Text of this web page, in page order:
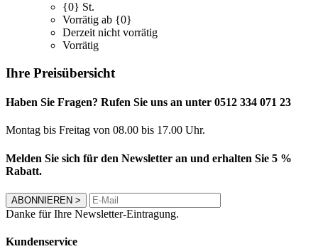
{0} St.
Vorrätig ab {0}
Derzeit nicht vorrätig
Vorrätig
Ihre Preisübersicht
Haben Sie Fragen? Rufen Sie uns an unter 0512 334 071 23
Montag bis Freitag von 08.00 bis 17.00 Uhr.
Melden Sie sich für den Newsletter an und erhalten Sie 5 %
Rabatt.
ABONNIEREN >
Danke für Ihre Newsletter-Eintragung.
Kundenservice